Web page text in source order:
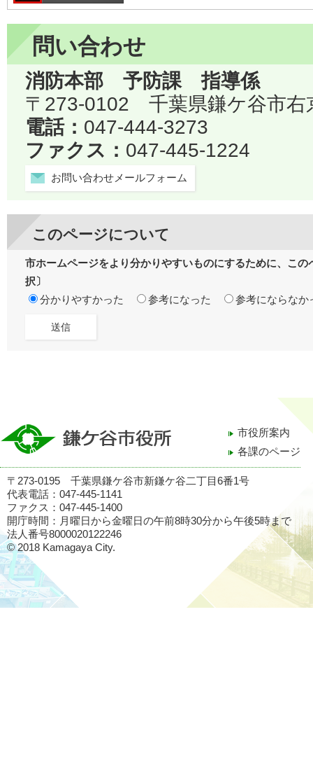
問い合わせ
消防本部 予防課 指導係
〒273-0102 千葉県鎌ケ谷市右
電話： 047-444-3273
ファクス： 047-445-1224
お問い合わせメールフォーム
このページについて
市ホームページをより分かりやすいものにするために、こ
択〕
分かりやすかった
参考になった 参考にならなか
市役所案内
各課のページ
〒273-0195 千葉県鎌ケ谷市新鎌ケ谷二丁目6番1号
代表電話：047-445-1141
ファクス：047-445-1400
開庁時間：月曜日から金曜日の午前8時30分から午後5時まで
法人番号8000020122246
© 2018 Kamagaya City.